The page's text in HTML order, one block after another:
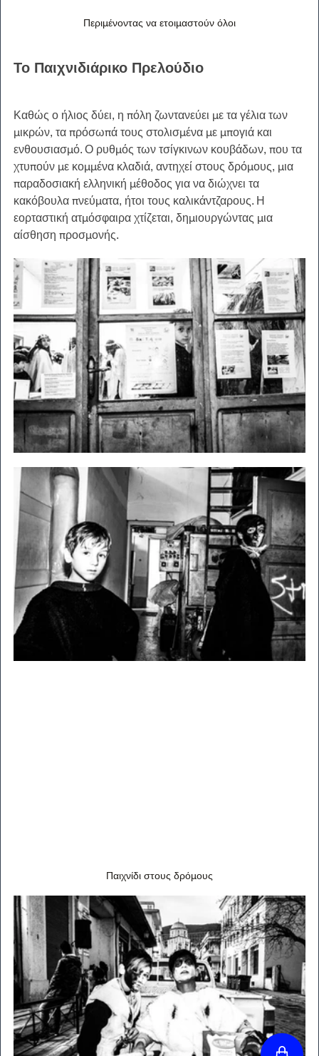
Περιμένοντας να ετοιμαστούν όλοι
Το Παιχνιδιάρικο Πρελούδιο
Καθώς ο ήλιος δύει, η πόλη ζωντανεύει με τα γέλια των
μικρών, τα πρόσωπά τους στολισμένα με μπογιά και
ενθουσιασμό. Ο ρυθμός των τσίγκινων κουβάδων, που τα
χτυπούν με κομμένα κλαδιά, αντηχεί στους δρόμους, μια
παραδοσιακή ελληνική μέθοδος για να διώχνει τα
κακόβουλα πνεύματα, ήτοι τους καλικάντζαρους. Η
εορταστική ατμόσφαιρα χτίζεται, δημιουργώντας μια
αίσθηση προσμονής.
Παιχνίδι στους δρόμους